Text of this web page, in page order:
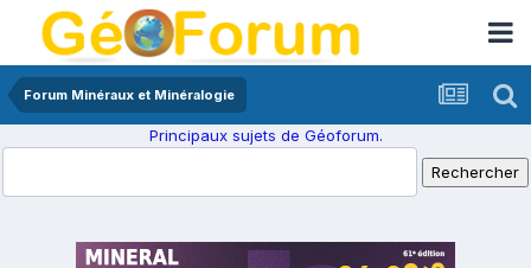
Forum Minéraux et Minéralogie
Principaux sujets de Géoforum.